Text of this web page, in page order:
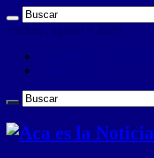
viernes , agosto 7 2026